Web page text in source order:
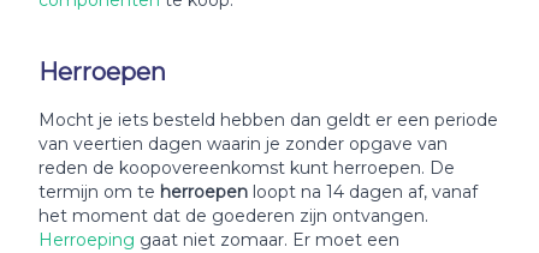
Herroepen
Mocht je iets besteld hebben dan geldt er een periode
van veertien dagen waarin je zonder opgave van
reden de koopovereenkomst kunt herroepen. De
termijn om te herroepen loopt na 14 dagen af, vanaf
het moment dat de goederen zijn ontvangen.
Herroeping gaat niet zomaar. Er moet een